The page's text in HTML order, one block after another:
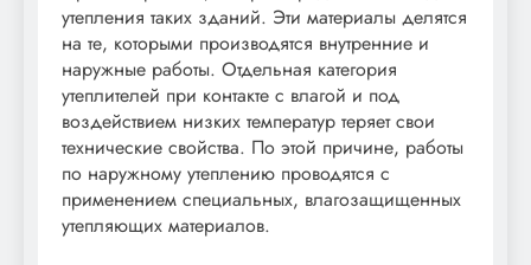
утепления таких зданий. Эти материалы делятся
на те, которыми производятся внутренние и
наружные работы. Отдельная категория
утеплителей при контакте с влагой и под
воздействием низких температур теряет свои
технические свойства. По этой причине, работы
по наружному утеплению проводятся с
применением специальных, влагозащищенных
утепляющих материалов.